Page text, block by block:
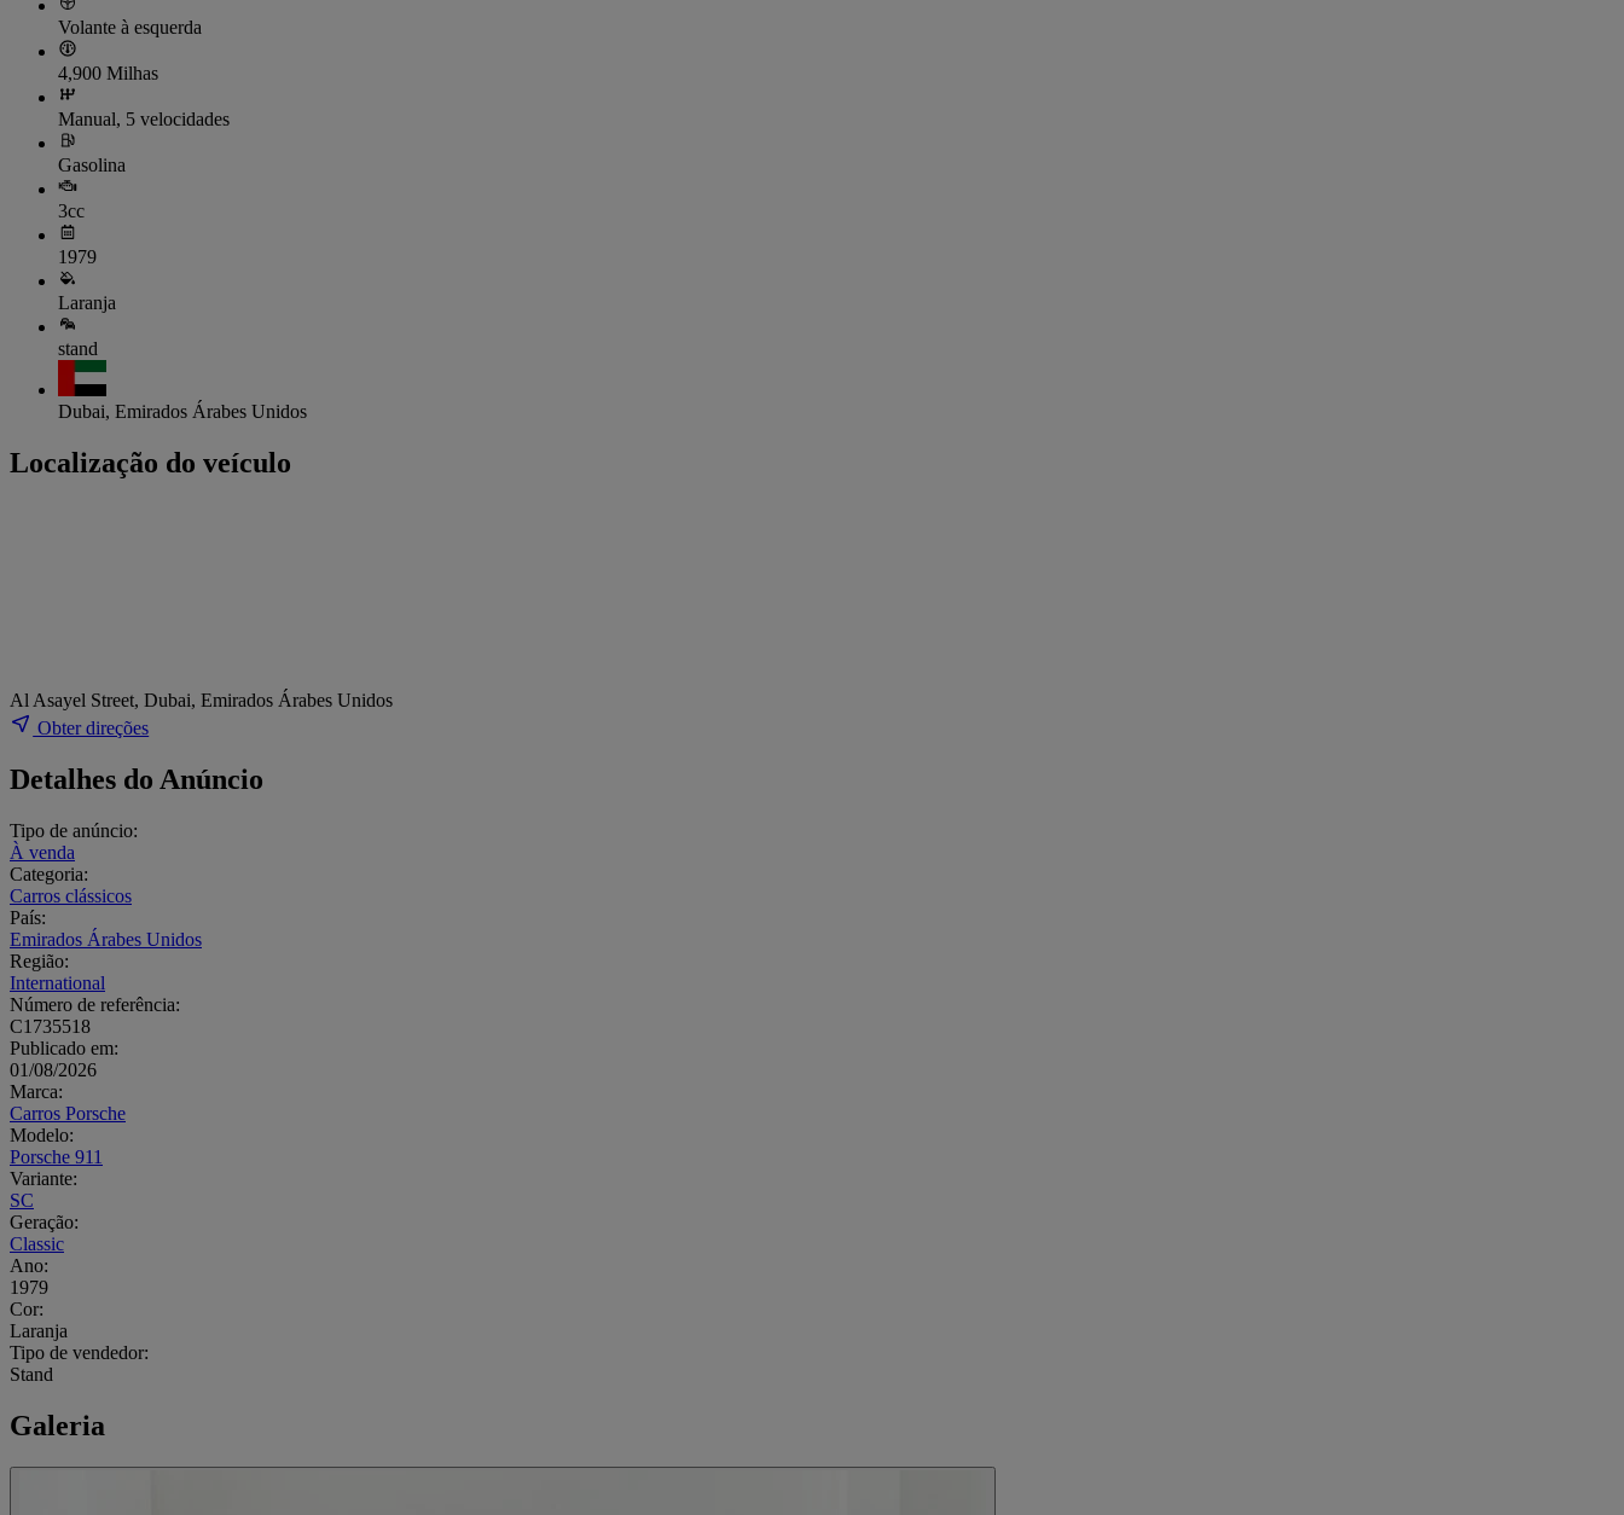
Volante à esquerda
4,900 Milhas
Manual, 5 velocidades
Gasolina
3cc
1979
Laranja
stand
Dubai, Emirados Árabes Unidos
Localização do veículo
Al Asayel Street, Dubai, Emirados Árabes Unidos
Obter direções
Detalhes do Anúncio
Tipo de anúncio:
À venda
Categoria:
Carros clássicos
País:
Emirados Árabes Unidos
Região:
International
Número de referência:
C1735518
Publicado em:
01/08/2026
Marca:
Carros Porsche
Modelo:
Porsche 911
Variante:
SC
Geração:
Classic
Ano:
1979
Cor:
Laranja
Tipo de vendedor:
Stand
Galeria